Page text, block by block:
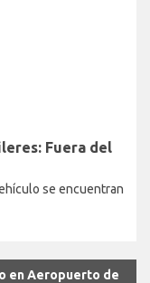
Fuera del
se encuentran
en Aeropuerto de